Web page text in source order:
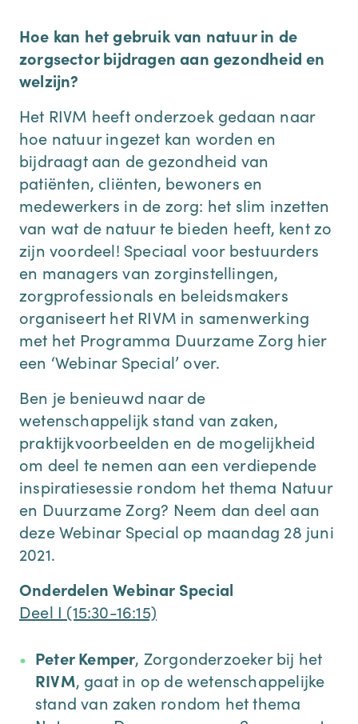
Hoe kan het gebruik van natuur in de
zorgsector bijdragen aan gezondheid en
welzijn?
Het RIVM heeft onderzoek gedaan naar
hoe natuur ingezet kan worden en
bijdraagt aan de gezondheid van
patiënten, cliënten, bewoners en
medewerkers in de zorg: het slim inzetten
van wat de natuur te bieden heeft, kent zo
zijn voordeel! Speciaal voor bestuurders
en managers van zorginstellingen,
zorgprofessionals en beleidsmakers
organiseert het RIVM in samenwerking
met het Programma Duurzame Zorg hier
een ‘Webinar Special’ over.
Ben je benieuwd naar de
wetenschappelijk stand van zaken,
praktijkvoorbeelden en de mogelijkheid
om deel te nemen aan een verdiepende
inspiratiesessie rondom het thema Natuur
en Duurzame Zorg? Neem dan deel aan
deze Webinar Special op maandag 28 juni
2021.
Onderdelen Webinar Special
Deel I (15:30-16:15)
Peter Kemper, Zorgonderzoeker bij het
RIVM, gaat in op de wetenschappelijke
stand van zaken rondom het thema